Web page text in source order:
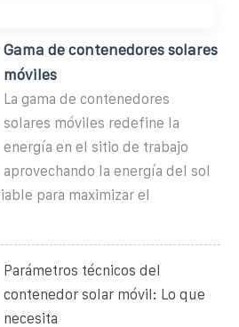
Gama de contenedores solares
móviles
La gama de contenedores
solares móviles redefine la
energía en el sitio de trabajo
aprovechando la energía del sol
para maximizar el
Parámetros técnicos del
contenedor solar móvil: Lo que
necesita